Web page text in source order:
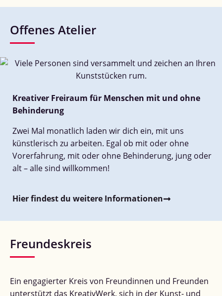
Offenes Atelier
Kreativer Freiraum für Menschen mit und ohne
Behinderung
Zwei Mal monatlich laden wir dich ein, mit uns
künstlerisch zu arbeiten. Egal ob mit oder ohne
Vorerfahrung, mit oder ohne Behinderung, jung oder
alt – alle sind willkommen!
Hier findest du weitere Informationen
Freundeskreis
Ein engagierter Kreis von Freundinnen und Freunden
unterstützt das KreativWerk, sich in der Kunst- und